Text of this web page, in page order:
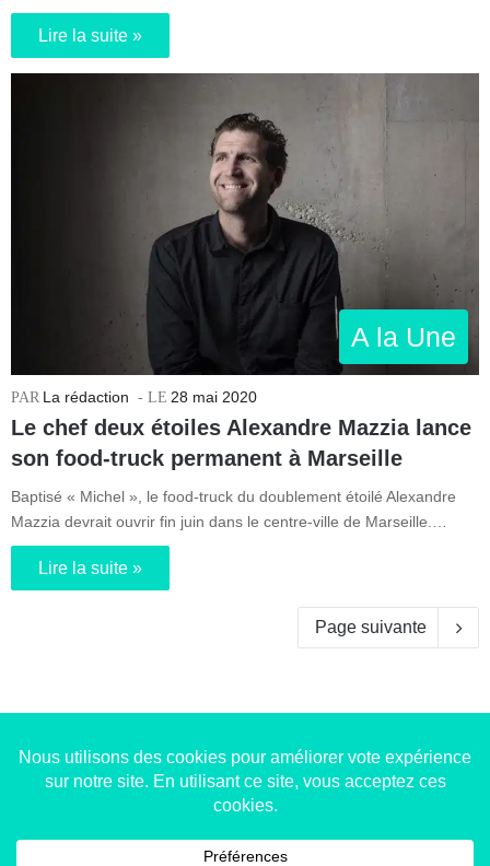
Lire la suite »
A la Une
La rédaction 28 mai 2020
Le chef deux étoiles Alexandre Mazzia lance
son food-truck permanent à Marseille
Baptisé « Michel », le food-truck du doublement étoilé Alexandre
Mazzia devrait ouvrir fin juin dans le centre-ville de Marseille.…
Lire la suite »
Page suivante
Copyright © 2014-2022Made in Marseille. Tous droits
mentions légales-
sommes-nous-annonceurs